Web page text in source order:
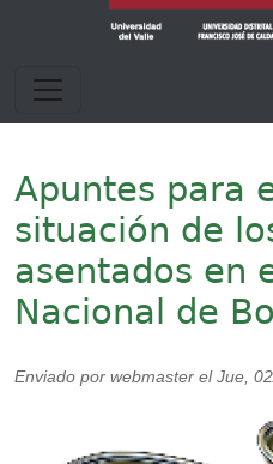
Apuntes para
situación de
asentados en
Nacional de
Enviado por webmaster el Jue,